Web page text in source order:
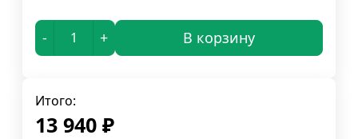
- + В корзину
Итого:
13 940 ₽